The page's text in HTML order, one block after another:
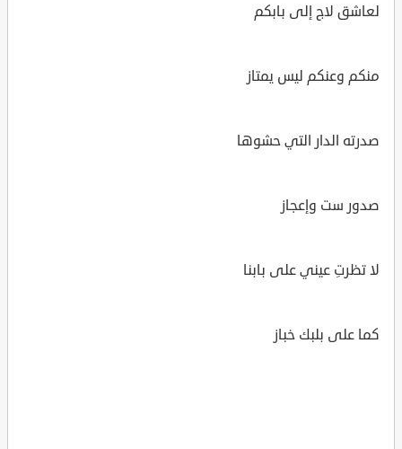
لعاشق لاج إلى بابكم
منكم وعنكم ليس يمتاز
صدرته الدار التي حشوها
صدور ست وإعجاز
لا تظرتِ عيني على بابنا
كما على بلبك خباز